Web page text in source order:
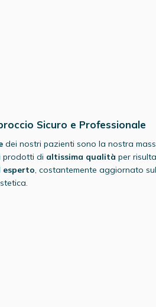
Sicuro e Professionale
dei nostri pazienti sono la nostra
prodotti di altissima qualità per
esperto , costantemente aggiornato